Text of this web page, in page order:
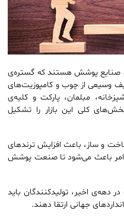
صنایع پوشش هستند که گستره‌ی
وسیعی از چوب و کامپوزیت‌های
مبلمان، پارکت و کلیه‌ی
کلی این بازار را تشکیل
و ساز، باعث افزایش ترندهای
امر باعث می‌شود تا صنعت پوشش
اخیر، تولیدکنندگان باید
جهانی ارتقا دهند.